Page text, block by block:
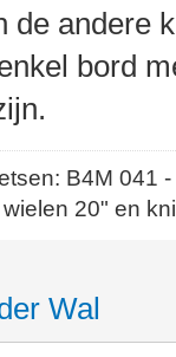
de andere
bord
B4M
20" en
Wal